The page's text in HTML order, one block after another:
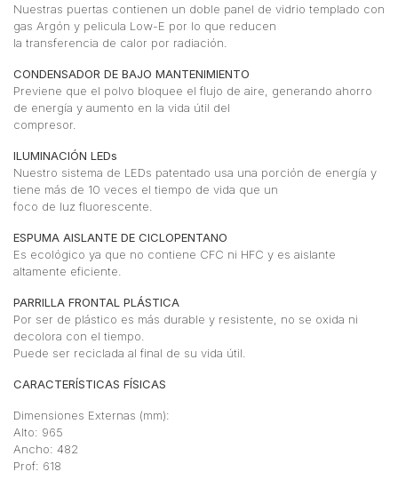
Nuestras puertas contienen un doble panel de vidrio templado con
gas Argón y pelicula Low-E por lo que reducen
la transferencia de calor por radiación.
CONDENSADOR DE BAJO MANTENIMIENTO
Previene que el polvo bloquee el flujo de aire, generando ahorro
de energía y aumento en la vida útil del
compresor.
ILUMINACIÓN LEDs
Nuestro sistema de LEDs patentado usa una porción de energía y
tiene más de 10 veces el tiempo de vida que un
foco de luz fluorescente.
ESPUMA AISLANTE DE CICLOPENTANO
Es ecológico ya que no contiene CFC ni HFC y es aislante
altamente eficiente.
PARRILLA FRONTAL PLÁSTICA
Por ser de plástico es más durable y resistente, no se oxida ni
decolora con el tiempo.
Puede ser reciclada al final de su vida útil.
CARACTERÍSTICAS FÍSICAS
Dimensiones Externas (mm):
Alto: 965
Ancho: 482
Prof: 618